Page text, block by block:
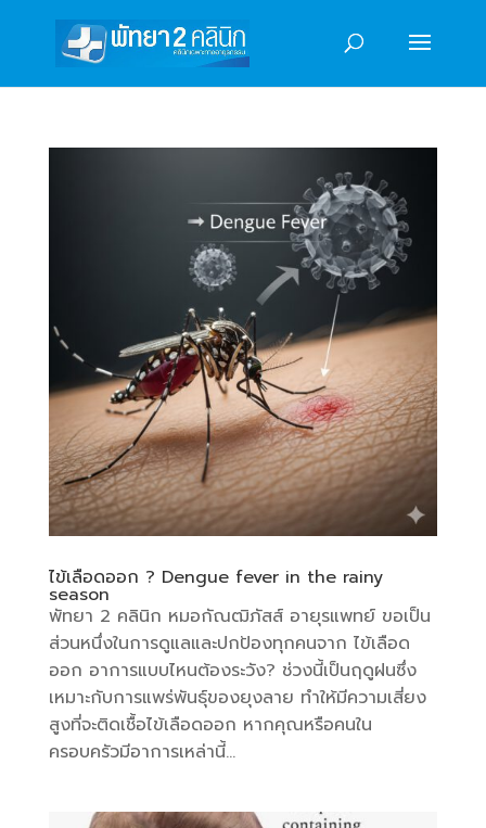
ไข้เลือดออก ? Dengue fever in the rainy
season
พัทยา 2 คลินิก หมอกัณฒิภัสส์ อายุรแพทย์ ขอเป็น
ส่วนหนึ่งในการดูแลและปกป้องทุกคนจาก ไข้เลือด
ออก อาการแบบไหนต้องระวัง? ช่วงนี้เป็นฤดูฝนซึ่ง
เหมาะกับการแพร่พันธุ์ของยุงลาย ทำให้มีความเสี่ยง
สูงที่จะติดเชื้อไข้เลือดออก หากคุณหรือคนใน
ครอบครัวมีอาการเหล่านี้...